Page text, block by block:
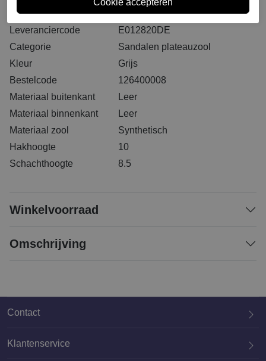
Merk
NeroGiardini
Leveranciercode
E012820DE
Categorie
Sandalen plateauzool
Kleur
Grijs
Bestelcode
126400008
Materiaal buitenkant
Leer
Materiaal binnenkant
Leer
Materiaal zool
Synthetisch
Hakhoogte
10
Schachthoogte
8.5
Winkelvoorraad
Omschrijving
Contact
Klantenservice